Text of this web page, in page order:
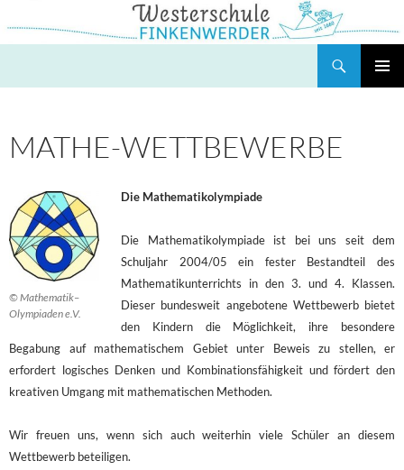
Inhalt
MATHE-WETTBEWERBE
© Mathematik–
Olympiaden e.V.
Die Mathematikolympiade
Die Mathematikolympiade ist bei uns seit dem
Schuljahr 2004/05 ein fester Bestandteil des
Mathematikunterrichts in den 3. und 4. Klassen.
Dieser bundesweit angebotene Wettbewerb bietet
den Kindern die Möglichkeit, ihre besondere
Begabung auf mathematischem Gebiet unter Beweis zu stellen, er
erfordert logisches Denken und Kombinationsfähigkeit und fördert den
kreativen Umgang mit mathematischen Methoden.
Wir freuen uns, wenn sich auch weiterhin viele Schüler an diesem
Wettbewerb beteiligen.